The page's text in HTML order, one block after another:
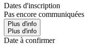
Dates d'inscription
Pas encore communiquées
Plus d'info
Plus d'info
Date à confirmer